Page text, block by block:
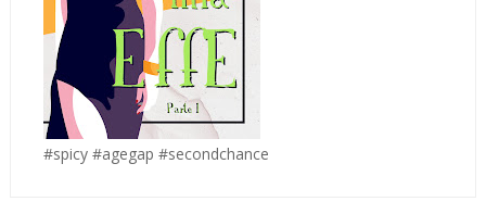
#spicy #agegap #secondchance